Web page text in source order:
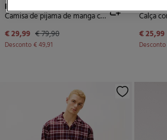
Pedro del Hierro
Camisa de pijama de manga comprida em algodão espanhol
€ 29,99 € 79,90
Desconto€ 49,91
€ 25,99
Desconto